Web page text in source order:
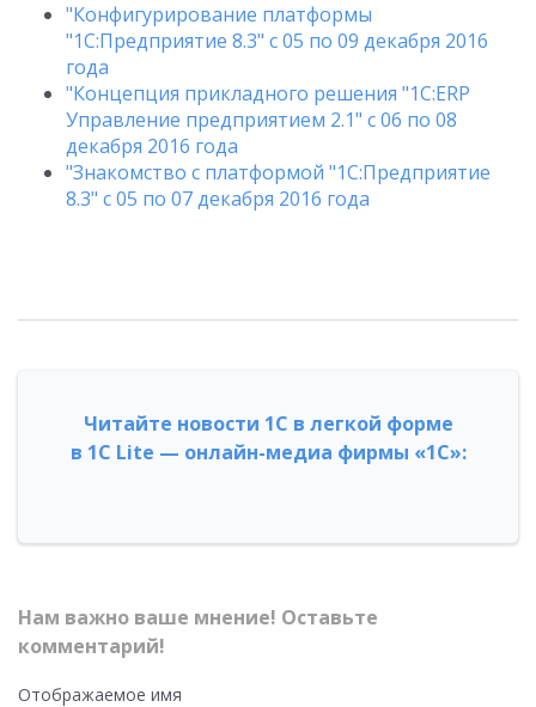
"Конфигурирование платформы
"1С:Предприятие 8.3" с 05 по 09 декабря 2016
года
"Концепция прикладного решения "1С:ERP
Управление предприятием 2.1" с 06 по 08
декабря 2016 года
"Знакомство с платформой "1C:Предприятие
8.3" с 05 по 07 декабря 2016 года
Читайте новости 1С в легкой форме
в 1С Lite — онлайн-медиа фирмы «1С»:
Нам важно ваше мнение! Оставьте
комментарий!
Отображаемое имя